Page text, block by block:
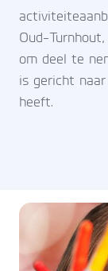
Oud-
om deel te
is gericht
heeft.